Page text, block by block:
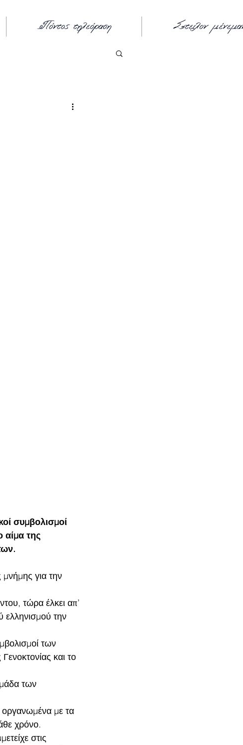
Πόντος τηλεόραση Στείλον
συμβολισμοί
της
για την
τώρα έλκει απ’
ελληνισμού την
των
και το
των
οργανωμένα με τα
χρόνο.
στις